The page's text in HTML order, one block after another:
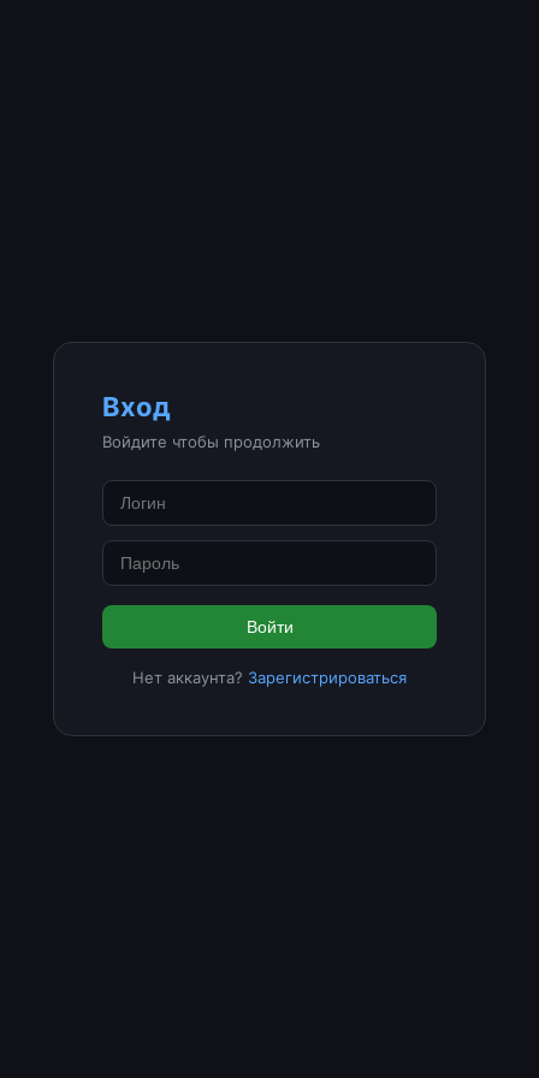
Вход
Войдите чтобы продолжить
Войти
Нет аккаунта? Зарегистрироваться